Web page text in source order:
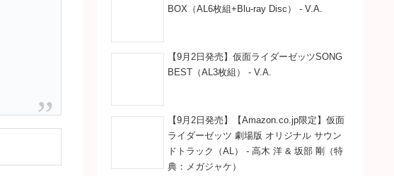
BOX（AL6枚組+Blu-ray Disc） - V.A.
【9月2日発売】仮面ライダーゼッツSONG
BEST（AL3枚組） - V.A.
【9月2日発売】【Amazon.co.jp限定】仮面
ライダーゼッツ 劇場版 オリジナル サウン
ドトラック（AL） - 高木 洋 & 坂部 剛（特
典：メガジャケ）